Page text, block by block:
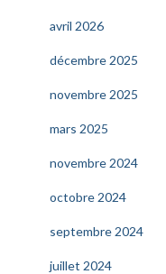
avril 2026
décembre 2025
novembre 2025
mars 2025
novembre 2024
octobre 2024
septembre 2024
juillet 2024